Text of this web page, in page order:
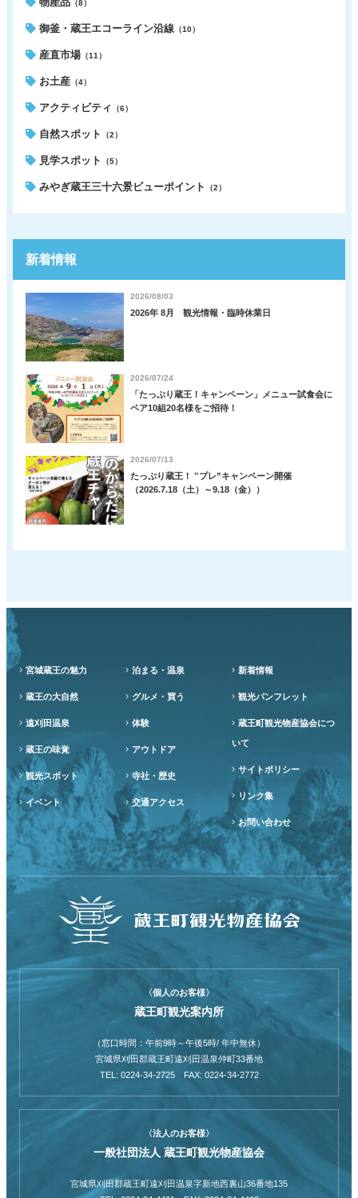
（8）
御釜・蔵王エコーライン沿線 （10）
産直市場（11）
お土産 （4）
アクティビティ （6）
自然スポット （2）
見学スポット （5）
みやぎ蔵王三十六景ビューポイント （2）
新着情報
2026/08/03
2026年 8月 観光情報・臨時休業日
2026/07/24
「たっぷり蔵王！キャンペーン」メニュー試食会に
ペア10組20名様をご招待！
2026/07/13
たっぷり蔵王！ ‟プレ”キャンペーン開催
（2026.7.18（土）～9.18（金））
宮城蔵王の魅力
蔵王の大自然
遠刈田温泉
蔵王の味覚
観光スポット
イベント
泊まる・温泉
グルメ・買う
体験
アウトドア
寺社・歴史
交通アクセス
新着情報
観光パンフレット
蔵王町観光物産協会につ
いて
サイトポリシー
リンク集
お問い合わせ
〈個人のお客様〉
蔵王町観光案内所
（窓口時間：午前9時～午後5時/ 年中無休）
宮城県刈田郡蔵王町遠刈田温泉仲町33番地
TEL: 0224-34-2725 FAX: 0224-34-2772
〈法人のお客様〉
一般社団法人 蔵王町観光物産協会
宮城県刈田郡蔵王町遠刈田温泉字新地西裏山36番地135